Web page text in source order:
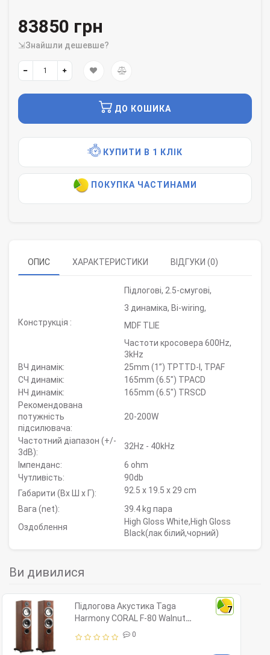
83850 грн
⇲Знайшли дешевше?
ДО КОШИКА
КУПИТИ В 1 КЛІК
ПОКУПКА ЧАСТИНАМИ
ОПИС ХАРАКТЕРИСТИКИ ВІДГУКИ (0)
Конструкція :
Підлогові, 2.5-смугові,
3 динаміка, Bi-wiring,
MDF TLIE
Частоти кросовера 600Hz,
3kHz
ВЧ динамік:
25mm (1”) TPTTD-I, TPAF
СЧ динамік:
165mm (6.5") TPACD
НЧ динамік:
165mm (6.5") TRSCD
Рекомендована
потужність
підсилювача:
20-200W
Частотний діапазон (+/-
3dB):
32Hz - 40kHz
Імпенданс:
6 ohm
Чутливість:
90db
Габарити (Вx Ш x Г):
92.5 x 19.5 x 29 cm
Вага (net):
39.4 kg пара
Оздоблення
High Gloss White,High Gloss
Black(лак білий,чорний)
Ви дивилися
7
Підлогова Акустика Taga
Harmony CORAL F-80 Walnut
Wood Veneer with Clear Matt
Lacquer
0